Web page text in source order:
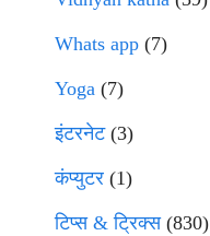
Whats app (7)
Yoga (7)
इंटरनेट(3)
कंप्युटर (1)
टिप्स & ट्रिक्स(830)